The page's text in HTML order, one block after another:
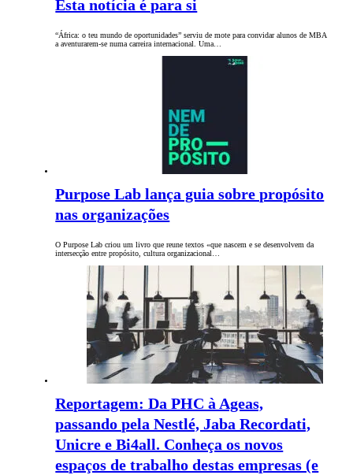
Esta notícia é para si
“África: o teu mundo de oportunidades” serviu de mote para convidar alunos de MBA
a aventurarem-se numa carreira internacional. Uma…
Purpose Lab lança guia sobre propósito
nas organizações
O Purpose Lab criou um livro que reune textos «que nascem e se desenvolvem da
intersecção entre propósito, cultura organizacional…
Reportagem: Da PHC à Ageas,
passando pela Nestlé, Jaba Recordati,
Unicre e Bi4all. Conheça os novos
espaços de trabalho destas empresas (e